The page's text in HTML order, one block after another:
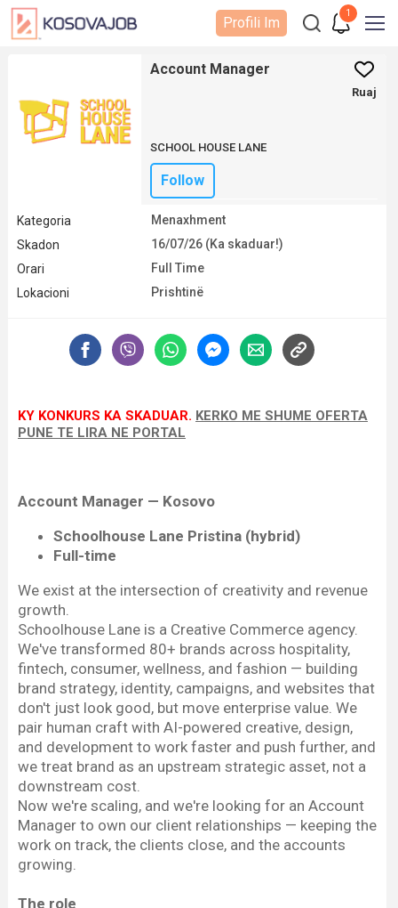
1
Profili Im
Account Manager
Ruaj
SCHOOL HOUSE LANE
Follow
Kategoria
Menaxhment
Skadon
16/07/26 (Ka skaduar!)
Orari
Full Time
Lokacioni
Prishtinë